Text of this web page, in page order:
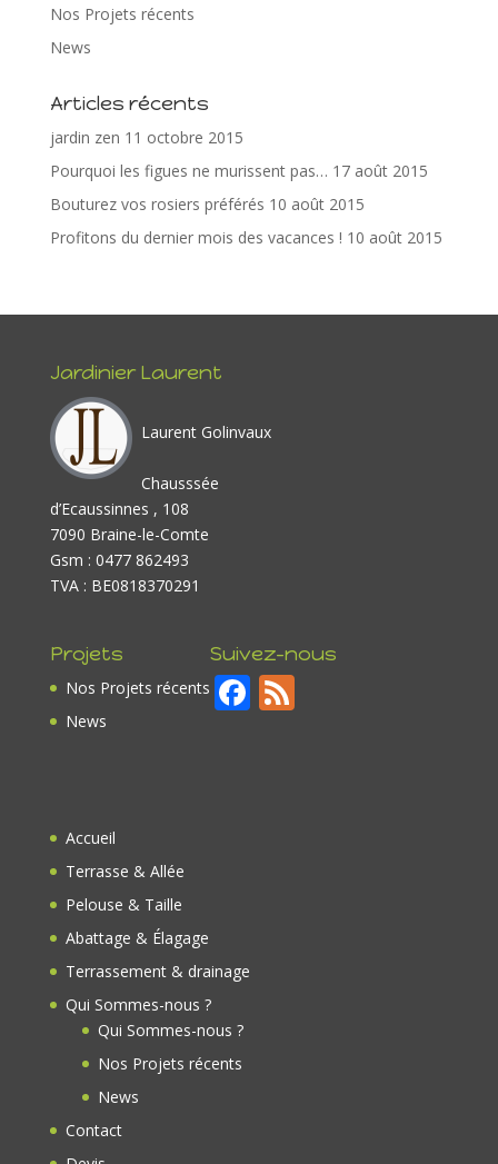
e
b
o
o
k
itter
st
n
Nos Projets récents
News
Articles récents
jardin zen 11 octobre 2015
Pourquoi les figues ne murissent pas… 17 août 2015
Bouturez vos rosiers préférés 10 août 2015
Profitons du dernier mois des vacances ! 10 août 2015
Jardinier Laurent
Laurent Golinvaux
Chausssée
d’Ecaussinnes , 108
7090 Braine-le-Comte
Gsm : 0477 862493
TVA : BE0818370291
Projets
Nos Projets récents
News
Suivez-nous
F F
Accueil
Terrasse & Allée
Pelouse & Taille
Abattage & Élagage
Terrassement & drainage
Qui Sommes-nous ?
Qui Sommes-nous ?
Nos Projets récents
News
Contact